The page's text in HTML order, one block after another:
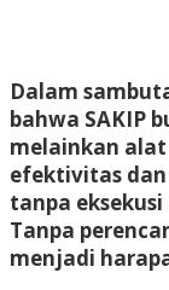
Dalam
bahwa SAKIP
melainkan
efektivitas
tanpa
Tanpa
menjadi